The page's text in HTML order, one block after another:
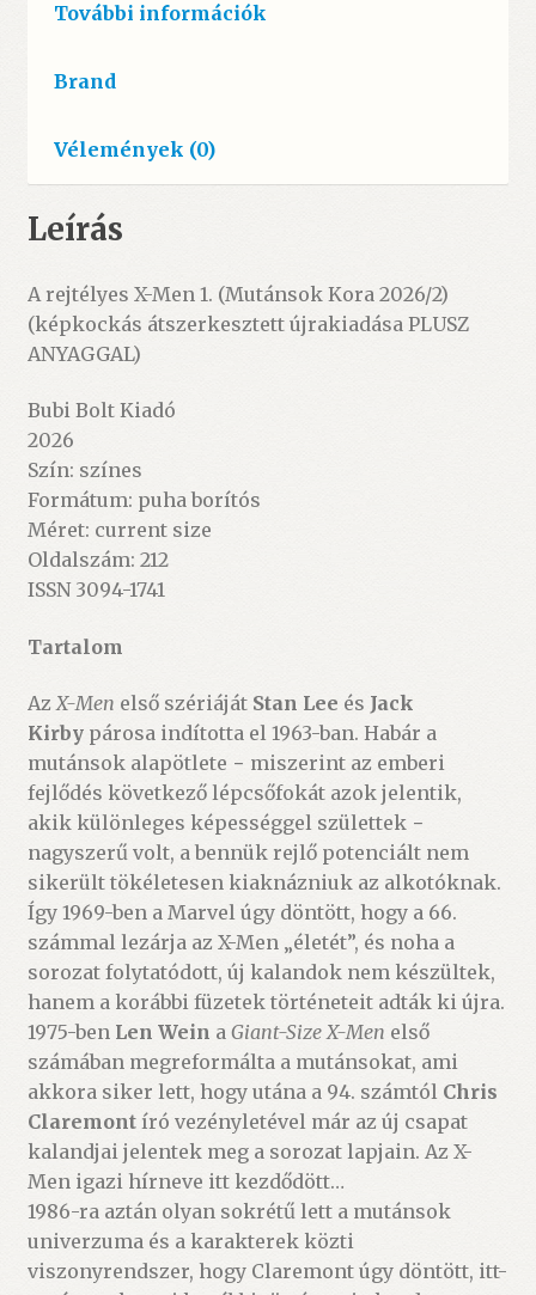
További információk
Brand
Vélemények (0)
Leírás
A rejtélyes X-Men 1. (Mutánsok Kora 2026/2)
(képkockás átszerkesztett újrakiadása PLUSZ
ANYAGGAL)
Bubi Bolt Kiadó
2026
Szín: színes
Formátum: puha borítós
Méret: current size
Oldalszám: 212
ISSN 3094-1741
Tartalom
AzX-Men első szériáját Stan Lee és Jack
Kirbypárosa indította el 1963-ban. Habár a
mutánsok alapötlete − miszerint az emberi
fejlődés következő lépcsőfokát azok jelentik,
akik különleges képességgel születtek −
nagyszerű volt, a bennük rejlő potenciált nem
sikerült tökéletesen kiaknázniuk az alkotóknak.
Így 1969-ben a Marvel úgy döntött, hogy a 66.
számmal lezárja az X-Men „életét”, és noha a
sorozat folytatódott, új kalandok nem készültek,
hanem a korábbi füzetek történeteit adták ki újra.
1975-ben Len Wein a Giant-Size X-Men első
számában megreformálta a mutánsokat, ami
akkora siker lett, hogy utána a 94. számtól Chris
Claremontíró vezényletével már az új csapat
kalandjai jelentek meg a sorozat lapjain. Az X-
Men igazi hírneve itt kezdődött…
1986-ra aztán olyan sokrétű lett a mutánsok
univerzuma és a karakterek közti
viszonyrendszer, hogy Claremont úgy döntött, itt-